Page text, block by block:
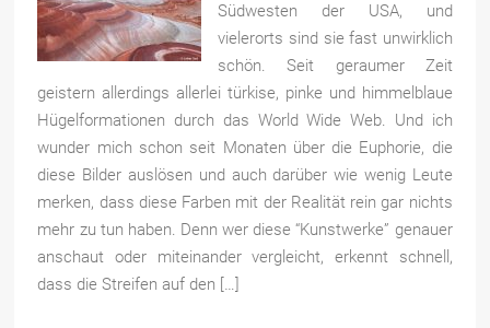
Südwesten der USA, und
vielerorts sind sie fast unwirklich
schön. Seit geraumer Zeit
geistern allerdings allerlei türkise, pinke und himmelblaue
Hügelformationen durch das World Wide Web. Und ich
wunder mich schon seit Monaten über die Euphorie, die
diese Bilder auslösen und auch darüber wie wenig Leute
merken, dass diese Farben mit der Realität rein gar nichts
mehr zu tun haben. Denn wer diese “Kunstwerke” genauer
anschaut oder miteinander vergleicht, erkennt schnell,
dass die Streifen auf den […]